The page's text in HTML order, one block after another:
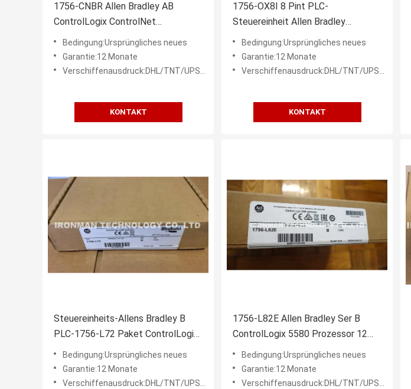
1756-CNBR Allen Bradley AB
ControlLogix ControlNet
überflüssige Brücke
Bedingung:Ursprüngliches neues
Garantie:12 Monate
Verschiffenausdruck:DHL/TNT/UPS/FEDEX etc.
KONTAKT
1756-OX8I 8 Pint PLC-
Steuereinheit Allen Bradley
ControlLogix 8 Pint/Digital-
Relaisteil
Bedingung:Ursprüngliches neues
Garantie:12 Monate
Verschiffenausdruck:DHL/TNT/UPS/FEDEX etc.
KONTAKT
Steuereinheits-Allens Bradley B
PLC-1756-L72 Paket ControlLogix-
Prozessor 2017
Bedingung:Ursprüngliches neues
Garantie:12 Monate
Verschiffenausdruck:DHL/TNT/UPS/FEDEX etc.
1756-L82E Allen Bradley Ser B
ControlLogix 5580 Prozessor 12
Monate Garantie-
Bedingung:Ursprüngliches neues
Garantie:12 Monate
Verschiffenausdruck:DHL/TNT/UPS/FEDEX etc.